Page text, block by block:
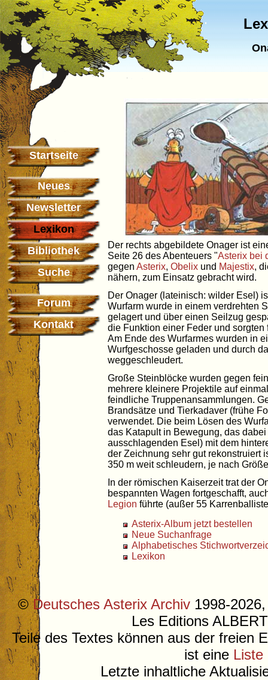
Startseite
Neues
Newsletter
Lexikon
Bibliothek
Suche
Forum
Kontakt
Der rechts abgebildete Onager ist
Seite 26 des Abenteuers "Asterix bei
gegen Asterix, Obelix und Majestix,
nähern, zum Einsatz gebracht wird.
Der Onager (lateinisch: wilder Esel)
Wurfarm wurde in einem verdrehten
gelagert und über einen Seilzug
die Funktion einer Feder und
Am Ende des Wurfarmes wurden in
Wurfgeschosse geladen und durch
weggeschleudert.
Große Steinblöcke wurden gegen
mehrere kleinere Projektile auf
feindliche Truppenansammlungen.
Brandsätze und Tierkadaver (frühe
verwendet. Die beim Lösen des
das Katapult in Bewegung, das
ausschlagenden Esel) mit dem
der Zeichnung sehr gut rekonstruiert
350 m weit schleudern, je nach
In der römischen Kaiserzeit trat der
bespannten Wagen fortgeschafft,
Legion führte (außer 55
Asterix-Album jetzt bestellen
Neue Suchanfrage
Alphabetisches
Lexikon
©Deutsches Asterix Archiv 1998-
Les Editions
Teile des Textes können aus der freien
ist eine Liste
Letzte inhaltliche